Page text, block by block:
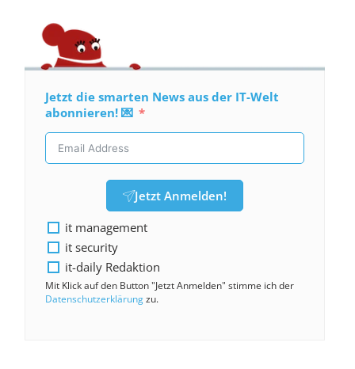
Jetzt die smarten News aus der IT-Welt
abonnieren! 💌
Jetzt Anmelden!
it management
it security
it-daily Redaktion
Mit Klick auf den Button "Jetzt Anmelden" stimme ich der
Datenschutzerklärungzu.